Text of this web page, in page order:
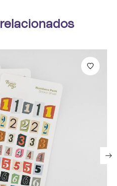
relacionados